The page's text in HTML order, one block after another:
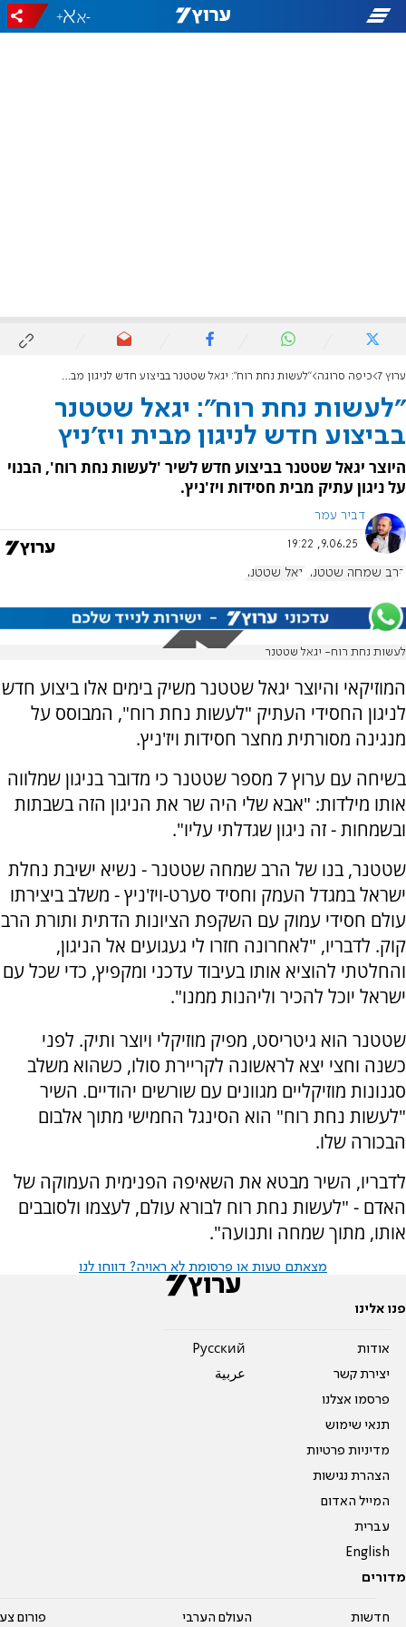
-
+
ערוץ 7 כיפה סרוגה "לעשות נחת רוח": יגאל שטטנר בביצוע חדש לניגון מבית ויז'ניץ
"לעשות נחת רוח": יגאל שטטנר
בביצוע חדש לניגון מבית ויז'ניץ
היוצר יגאל שטטנר בביצוע חדש לשיר 'לעשות נחת רוח', הבנוי
על ניגון עתיק מבית חסידות ויז'ניץ.
דביר עמר
9.06.25, 19:22
הרב שמחה שטטנר יגאל שטטנר
לעשות נחת רוח- יגאל שטטנר
המוזיקאי והיוצר יגאל שטטנר משיק בימים אלו ביצוע חדש
לניגון החסידי העתיק "לעשות נחת רוח", המבוסס על
מנגינה מסורתית מחצר חסידות ויז'ניץ.
בשיחה עם ערוץ 7 מספר שטטנר כי מדובר בניגון שמלווה
אותו מילדות: "אבא שלי היה שר את הניגון הזה בשבתות
ובשמחות - זה ניגון שגדלתי עליו".
שטטנר, בנו של הרב שמחה שטטנר - נשיא ישיבת נחלת
ישראל במגדל העמק וחסיד סערט-ויז'ניץ - משלב ביצירתו
עולם חסידי עמוק עם השקפת הציונות הדתית ותורת הרב
קוק. לדבריו, "לאחרונה חזרו לי געגועים אל הניגון,
והחלטתי להוציא אותו בעיבוד עדכני ומקפיץ, כדי שכל עם
ישראל יוכל להכיר וליהנות ממנו".
שטטנר הוא גיטריסט, מפיק מוזיקלי ויוצר ותיק. לפני
כשנה וחצי יצא לראשונה לקריירת סולו, כשהוא משלב
סגנונות מוזיקליים מגוונים עם שורשים יהודיים. השיר
"לעשות נחת רוח" הוא הסינגל החמישי מתוך אלבום
הבכורה שלו.
לדבריו, השיר מבטא את השאיפה הפנימית העמוקה של
האדם - "לעשות נחת רוח לבורא עולם, לעצמו ולסובבים
אותו, מתוך שמחה ותנועה".
מצאתם טעות או פרסומת לא ראויה? דווחו לנו
פנו אלינו
אודות
יצירת קשר
פרסמו אצלנו
תנאי שימוש
מדיניות פרטיות
הצהרת נגישות
המייל האדום
עברית
English
Pусский
عربية
מדורים
חדשות העולם הערבי פורום